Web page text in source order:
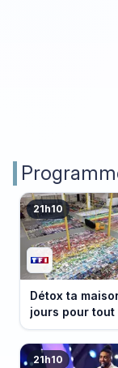
21h10
Détox ta
jours pour tout
21h10